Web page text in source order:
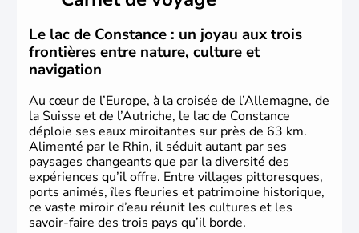
L'Autriche a donné naissance à de nombreux artistes :
Mozart, Schubert, le psychanalyste Freud, Romy
Schneider, Arnold Schwarzenegger, Anton Bruckner,
Gustav Mahler font partie des Autrichiens les plus
marquants de ces dernières décennies.
Le lac de Constance : un joyau aux trois
frontières entre nature, culture et
navigation
Au cœur de l’Europe, à la croisée de l’Allemagne, de
la Suisse et de l’Autriche, le lac de Constance
déploie ses eaux miroitantes sur près de 63 km.
Alimenté par le Rhin, il séduit autant par ses
paysages changeants que par la diversité des
expériences qu’il offre. Entre villages pittoresques,
ports animés, îles fleuries et patrimoine historique,
ce vaste miroir d’eau réunit les cultures et les
savoir-faire des trois pays qu’il borde.